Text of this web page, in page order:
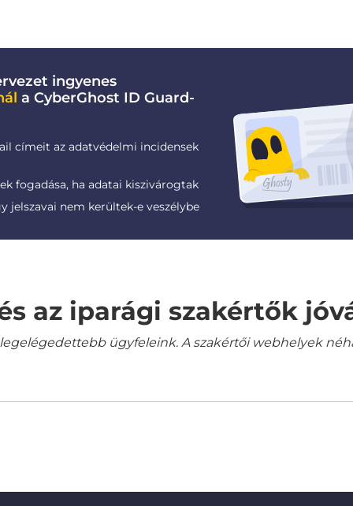
ingyenes
a CyberGhost ID Guard-
címeit az adatvédelmi incidensek
fogadása, ha adatai kiszivárogtak
jelszavai nem kerültek-e veszélybe
az iparági szakértők
ügyfeleink. A szakértői webhelyek